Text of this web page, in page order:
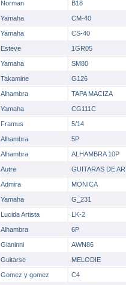
Norman B18
Yamaha CM-40
Yamaha CS-40
Esteve 1GR05
Yamaha SM80
Takamine G126
Alhambra TAPA MACIZA
Yamaha CG111C
Framus 5/14
Alhambra 5P
Alhambra ALHAMBRA 10P
Autre GUITARAS DE
Admira MONICA
Yamaha G_231
Lucida Artista LK-2
Alhambra 6P
Gianinni AWN86
Guitarse MELODIE
Gomez y gomez C4